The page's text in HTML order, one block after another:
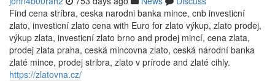
Find cena stríbra, ceska narodni banka mince, cnb investicní
zlato, investicní zlato cena with Euro for zlato výkup, zlato prodej,
výkup zlata, investicní zlato brno and prodej mincí, cena zlata,
prodej zlata praha, ceská mincovna zlato, ceská národní banka
zlaté mince, prodej stribra, zlato v prírode and zlaté cihly.
https://zlatovna.cz/